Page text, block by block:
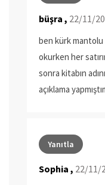
büşra , 22/11/
ben kürk mantolu
okurken her
sonra kitabın
açıklama
Yanıtla
Sophia , 22/11/